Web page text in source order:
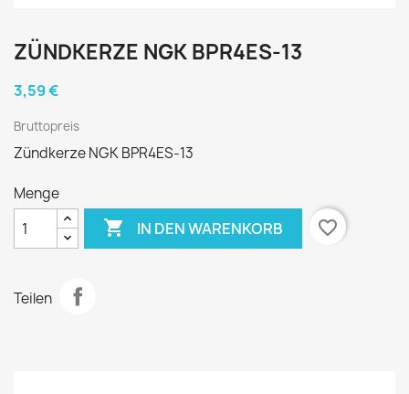
ZÜNDKERZE NGK BPR4ES-13
3,59 €
Bruttopreis
Zündkerze NGK BPR4ES-13
Menge
 IN DEN WARENKORB favorite_border
Teilen